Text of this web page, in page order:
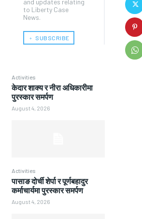
and updates relating
to Liberty Case
News.
﹢ SUBSCRIBE
Activities
केदार शाक्य र नीरा अधिकारीमा
पुरस्कार समर्पण
August 4, 2026
Activities
पासाङ दोर्ची शेर्पा र पूर्णबहादुर
कर्माचार्यमा पुरस्कार समर्पण
August 4, 2026